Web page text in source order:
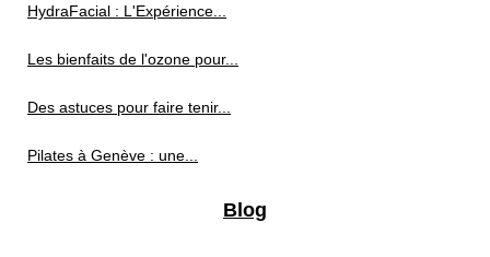
HydraFacial : L'Expérience...
Les bienfaits de l'ozone pour...
Des astuces pour faire tenir...
Pilates à Genève : une...
Blog